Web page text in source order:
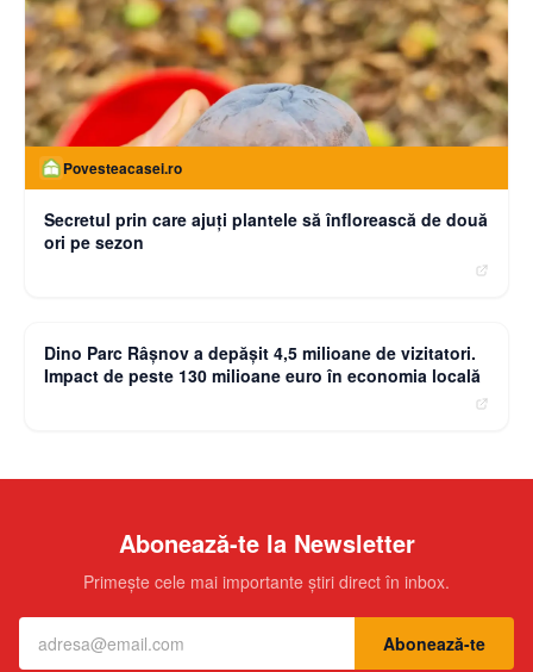
Povesteacasei.ro
Secretul prin care ajuți plantele să înflorească de două
ori pe sezon
Dino Parc Râșnov a depășit 4,5 milioane de vizitatori.
Impact de peste 130 milioane euro în economia locală
Abonează-te la Newsletter
Primește cele mai importante știri direct în inbox.
Abonează-te